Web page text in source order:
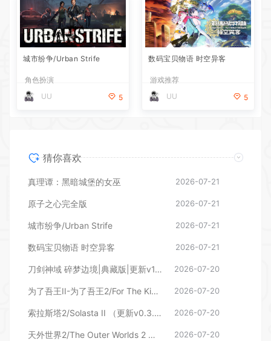
城市纷争/Urban Strife
角色扮演
UU
5
数码宝贝物语 时空异客
游戏推荐
UU
5
猜你喜欢
真理谭：黑暗城堡的女巫 2026-07-21
原子之心完全版 2026-07-21
城市纷争/Urban Strife 2026-07-21
数码宝贝物语 时空异客 2026-07-21
刀剑神域 碎梦边境|典藏版|更新v1.7.0.0—更新DLC 2026-07-20
为了吾王II-为了吾王2/For The King II（更新v1.13.4 单机/同屏多人） 2026-07-20
索拉斯塔2/Solasta II （更新v0.3.8.100677） 2026-07-20
天外世界2/The Outer Worlds 2 （更新v1.2.0.0） 2026-07-20